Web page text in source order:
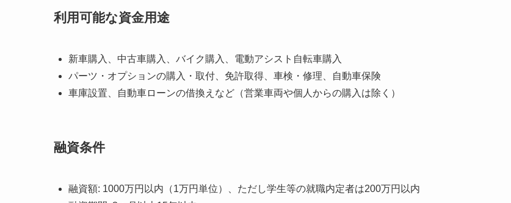
利用可能な資金用途
新車購入、中古車購入、バイク購入、電動アシスト自転車購入
パーツ・オプションの購入・取付、免許取得、車検・修理、自動車保険
車庫設置、自動車ローンの借換えなど（営業車両や個人からの購入は除く）
融資条件
融資額: 1000万円以内（1万円単位）、ただし学生等の就職内定者は200万円以内